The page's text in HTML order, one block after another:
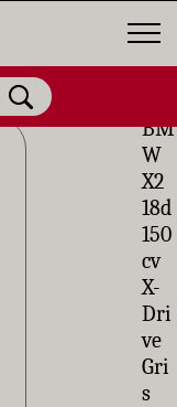
BM
W
X2
18d
150
cv
X-
Dri
ve
Gri
s